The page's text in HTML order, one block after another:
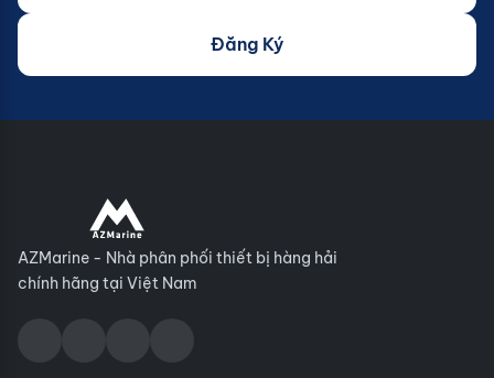
Đăng Ký
AZMarine - Nhà phân phối thiết bị hàng hải
chính hãng tại Việt Nam